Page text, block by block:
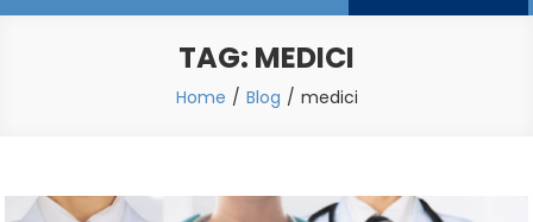
TAG: MEDICI
Home Blog medici